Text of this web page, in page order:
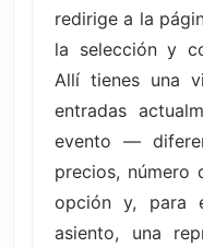
redirige a la
la selección y
Allí tienes una
entradas
evento —
precios, número
opción y, para
asiento, una